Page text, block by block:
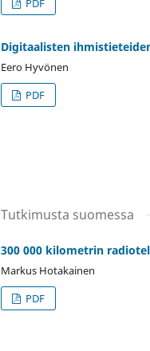
PDF
Digitaalisten
Eero Hyvönen
PDF
Tutkimusta suomessa
300 000 kilometrin
Markus Hotakainen
PDF